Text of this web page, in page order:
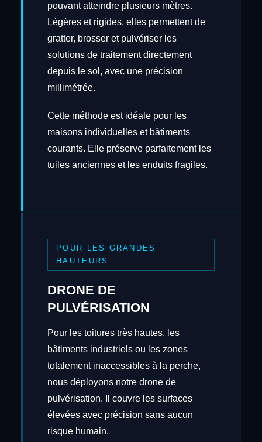
pouvant atteindre plusieurs mètres.
Légères et rigides, elles permettent de
gratter, brosser et pulvériser les
solutions de traitement directement
depuis le sol, avec une précision
millimétrée.
Cette méthode est idéale pour les
maisons individuelles et bâtiments
courants. Elle préserve parfaitement les
tuiles anciennes et les enduits fragiles.
POUR LES GRANDES
HAUTEURS
DRONE DE
PULVÉRISATION
Pour les toitures très hautes, les
bâtiments industriels ou les zones
totalement inaccessibles à la perche,
nous déployons notre drone de
pulvérisation. Il couvre les surfaces
élevées avec précision sans aucun
risque humain.